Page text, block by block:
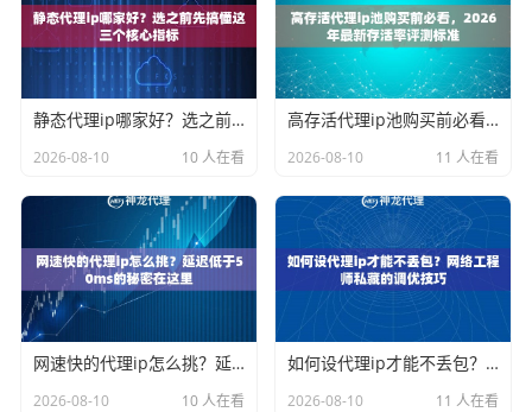
静态代理ip哪家好？选之前先搞懂这三个核心指标
2026-08-10 10 人在看
高存活代理ip池购买前必看，2026年最新存活率评测标准
2026-08-10 11 人在看
网速快的代理ip怎么挑？延迟低于50ms的秘密在这里
2026-08-10 10 人在看
如何设代理ip才能不丢包？网络工程师私藏的调优技巧
2026-08-10 11 人在看